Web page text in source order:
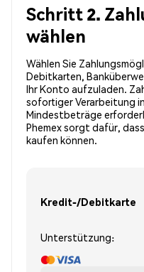
Schritt 2.
wählen
Wählen Sie
Debitkarten,
Ihr Konto aufzuladen.
sofortiger Verarbeitung
Mindestbeträge
Phemex sorgt dafür,
kaufen können.
Kredit-/Debitkarte
Unterstützung: